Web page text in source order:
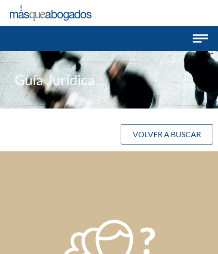
Guía Jurídica
VOLVER A BUSCAR